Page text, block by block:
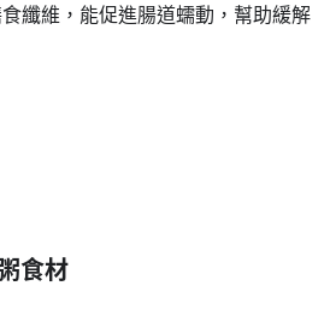
纖維，能促進腸道蠕動，幫助緩解
食材